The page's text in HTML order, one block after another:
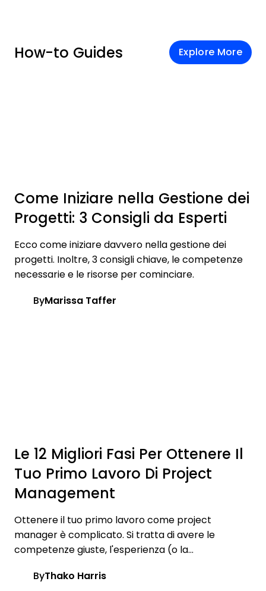
How-to Guides Explore More
Come Iniziare nella Gestione dei
Progetti: 3 Consigli da Esperti
Ecco come iniziare davvero nella gestione dei
progetti. Inoltre, 3 consigli chiave, le competenze
necessarie e le risorse per cominciare.
ByMarissa Taffer
Le 12 Migliori Fasi Per Ottenere Il
Tuo Primo Lavoro Di Project
Management
Ottenere il tuo primo lavoro come project
manager è complicato. Si tratta di avere le
competenze giuste, l'esperienza (o la...
ByThako Harris